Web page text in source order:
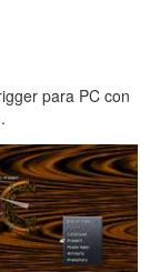
para PC con